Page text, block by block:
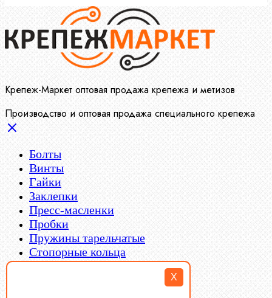
X
Крепеж-Маркет оптовая продажа крепежа и метизов
Производство и оптовая продажа специального крепежа
Болты
Винты
Гайки
Заклепки
Пресс-масленки
Пробки
Пружины тарельчатые
Стопорные кольца
Такелаж